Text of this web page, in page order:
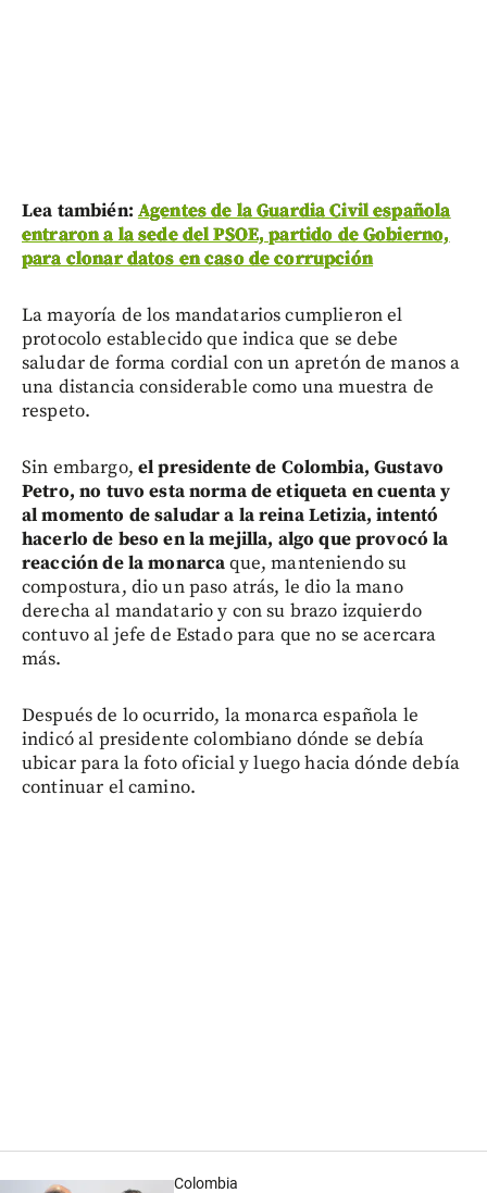
Lea también: Agentes de la Guardia Civil española
entraron a la sede del PSOE, partido de Gobierno,
para clonar datos en caso de corrupción
La mayoría de los mandatarios cumplieron el
protocolo establecido que indica que se debe
saludar de forma cordial con un apretón de manos a
una distancia considerable como una muestra de
respeto.
Sin embargo, el presidente de Colombia, Gustavo
Petro, no tuvo esta norma de etiqueta en cuenta y
al momento de saludar a la reina Letizia, intentó
hacerlo de beso en la mejilla, algo que provocó la
reacción de la monarcaque, manteniendo su
compostura, dio un paso atrás, le dio la mano
derecha al mandatario y con su brazo izquierdo
contuvo al jefe de Estado para que no se acercara
más.
Después de lo ocurrido, la monarca española le
indicó al presidente colombiano dónde se debía
ubicar para la foto oficial y luego hacia dónde debía
continuar el camino.
Colombia